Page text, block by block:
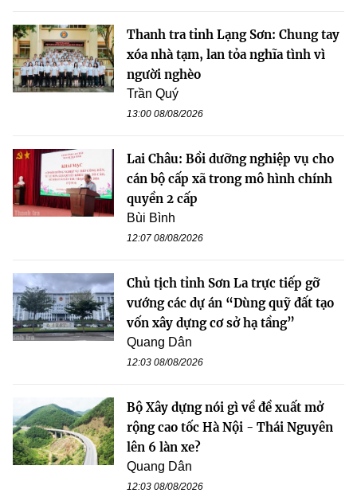
Thanh tra tỉnh Lạng Sơn: Chung tay
xóa nhà tạm, lan tỏa nghĩa tình vì
người nghèo
Trần Quý
13:00 08/08/2026
Lai Châu: Bồi dưỡng nghiệp vụ cho
cán bộ cấp xã trong mô hình chính
quyền 2 cấp
Bùi Bình
12:07 08/08/2026
Chủ tịch tỉnh Sơn La trực tiếp gỡ
vướng các dự án “Dùng quỹ đất tạo
vốn xây dựng cơ sở hạ tầng”
Quang Dân
12:03 08/08/2026
Bộ Xây dựng nói gì về đề xuất mở
rộng cao tốc Hà Nội - Thái Nguyên
lên 6 làn xe?
Quang Dân
12:03 08/08/2026